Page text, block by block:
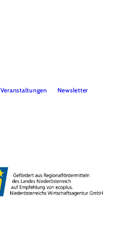
Veranstaltungen Newsletter